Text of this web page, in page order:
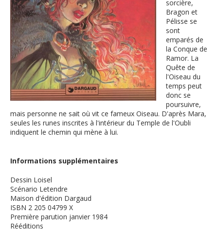
sorcière,
Bragon et
Pélisse se
sont
emparés de
la Conque de
Ramor. La
Quête de
l'Oiseau du
temps peut
donc se
poursuivre,
mais personne ne sait où vit ce fameux Oiseau. D'après Mara,
seules les runes inscrites à l'intérieur du Temple de l'Oubli
indiquent le chemin qui mène à lui.
Informations supplémentaires
Dessin Loisel
Scénario Letendre
Maison d'édition Dargaud
ISBN 2 205 04799 X
Première parution janvier 1984
Rééditions